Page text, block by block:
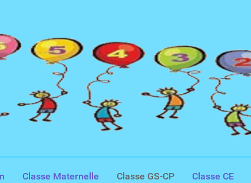
Classe Maternelle Classe GS-CP Classe CE